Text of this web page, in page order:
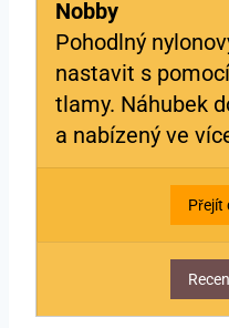
Nobby
Pohodlný
nastavit s
tlamy. Náhubek
a nabízený ve
Přejít